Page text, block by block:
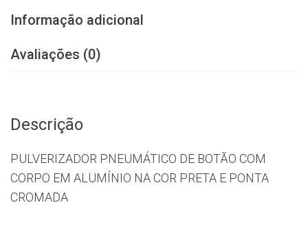
Informação adicional
Avaliações (0)
Descrição
PULVERIZADOR PNEUMÁTICO DE BOTÃO COM
CORPO EM ALUMÍNIO NA COR PRETA E PONTA
CROMADA